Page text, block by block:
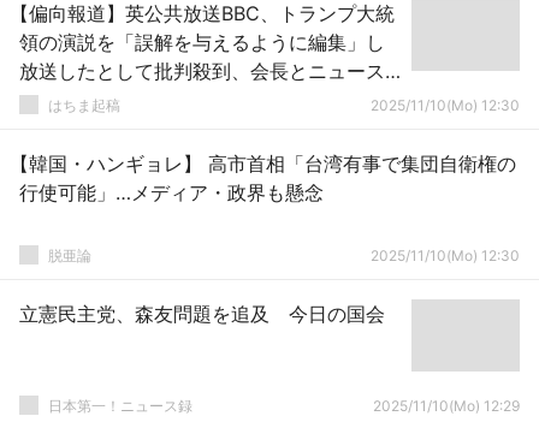
【偏向報道】英公共放送BBC、トランプ大統
領の演説を「誤解を与えるように編集」し
放送したとして批判殺到、会長とニュース
部門CEOが辞任へ
はちま起稿 2025/11/10(Mo) 12:30
【韓国・ハンギョレ】 高市首相「台湾有事で集団自衛権の
行使可能」…メディア・政界も懸念
脱亜論 2025/11/10(Mo) 12:30
立憲民主党、森友問題を追及 今日の国会
日本第一！ニュース録 2025/11/10(Mo) 12:29